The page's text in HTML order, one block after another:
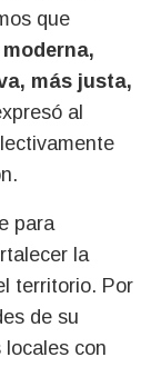
que
más justa,
al
para
la
territorio. Por
de su
con